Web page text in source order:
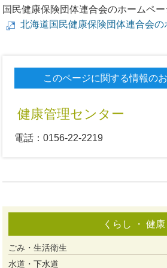
国民健康保険団体連合会のホームペー
北海道国民健康保険団体連合会
このページに関する情報の
健康管理センター
電話：0156-22-2219
くらし ・ 健康
ごみ・生活衛生
水道・下水道